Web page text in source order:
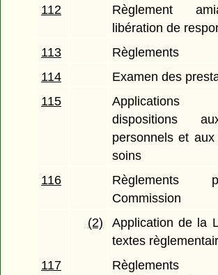
112
Règlement
libération de
113
Règlements
114
Examen des
115
dispositions
personnels et
soins
116
Commission
(2)
Application de la
textes
117
Règlements